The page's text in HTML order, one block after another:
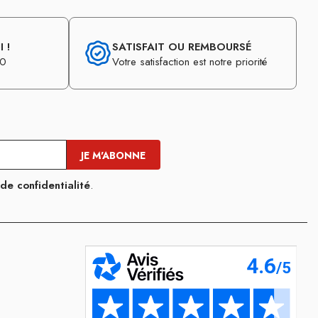
!
SATISFAIT OU REMBOURSÉ
Votre satisfaction est notre priorité
confidentialité.